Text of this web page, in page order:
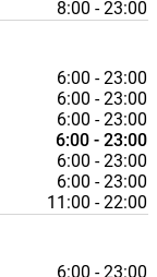
8:00 - 23:00
6:00 - 23:00
6:00 - 23:00
6:00 - 23:00
6:00 - 23:00
6:00 - 23:00
6:00 - 23:00
11:00 - 22:00
6:00 - 23:00